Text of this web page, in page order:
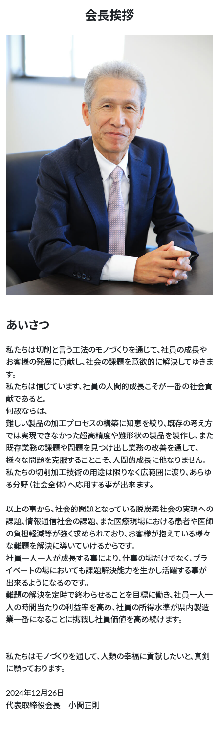
会長挨拶
あいさつ
私たちは切削と言う工法のモノづくりを通じて、社員の成長や
お客様の発展に貢献し、社会の課題を意欲的に解決してゆきま
す。
私たちは信じています、社員の人間的成長こそが一番の社会貢
献であると。
何故ならば、
難しい製品の加工プロセスの構築に知恵を絞り、既存の考え方
では実現できなかった超高精度や難形状の製品を製作し、また
既存業務の課題や問題を見つけ出し業務の改善を通して、
様々な問題を克服することこそ、人間的成長に他なりません。
私たちの切削加工技術の用途は限りなく広範囲に渡り、あらゆ
る分野（社会全体）へ応用する事が出来ます。
以上の事から、社会的問題となっている脱炭素社会の実現への
課題、情報通信社会の課題、また医療現場における患者や医師
の負担軽減等が強く求められており、お客様が抱えている様々
な難題を解決に導いていけるからです。
社員一人一人が成長する事により、仕事の場だけでなく、プラ
イベートの場においても課題解決能力を生かし活躍する事が
出来るようになるのです。
難題の解決を定時で終わらせることを目標に働き、社員一人一
人の時間当たりの利益率を高め、社員の所得水準が県内製造
業一番になることに挑戦し社員価値を高め続けます。
私たちはモノづくりを通して、人類の幸福に貢献したいと、真剣
に願っております。
2024年12月26日
代表取締役会長 小間正則